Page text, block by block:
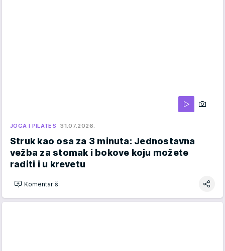
JOGA I PILATES 31.07.2026.
Struk kao osa za 3 minuta: Jednostavna
vežba za stomak i bokove koju možete
raditi i u krevetu
Komentariši